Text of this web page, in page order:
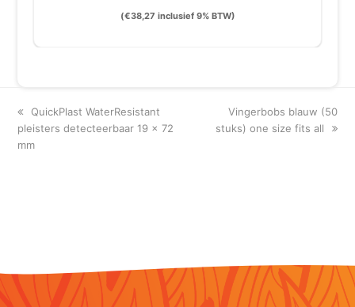
(€38,27 inclusief 9% BTW)
previous
post:
QuickPlast WaterResistant
pleisters detecteerbaar 19 x 72
mm
next
post:
Vingerbobs blauw (50
stuks) one size fits all